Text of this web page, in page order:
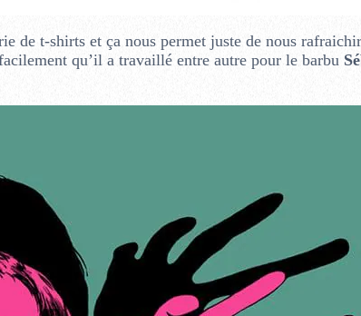
de t-shirts et ça nous permet juste de nous
qu’il a travaillé entre autre pour le barbu